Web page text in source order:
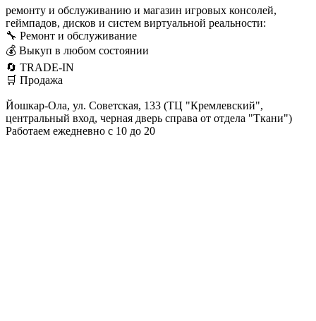
ремонту и обслуживанию и магазин игровых консолей,
геймпадов, дисков и систем виртуальной реальности:
🔧 Ремонт и обслуживание
💰 Выкуп в любом состоянии
🔄 TRADE-IN
🛒 Продажа
Йошкар-Ола, ул. Советская, 133 (ТЦ "Кремлевский",
центральный вход, черная дверь справа от отдела "Ткани")
Работаем ежедневно с 10 до 20